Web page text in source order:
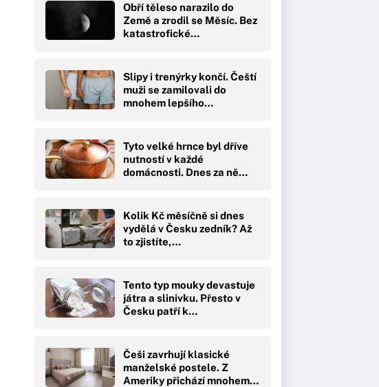
Obří těleso narazilo do
Země a zrodil se Měsíc. Bez
katastrofické…
Slipy i trenýrky končí. Čeští
muži se zamilovali do
mnohem lepšího…
Tyto velké hrnce byl dříve
nutností v každé
domácnosti. Dnes za ně…
Kolik Kč měsíčně si dnes
vydělá v Česku zedník? Až
to zjistíte,…
Tento typ mouky devastuje
játra a slinivku. Přesto v
Česku patří k…
Češi zavrhují klasické
manželské postele. Z
Ameriky přichází mnohem…